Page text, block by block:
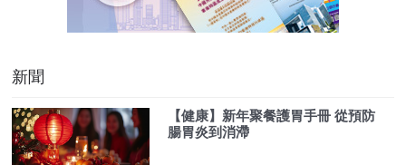
新聞
【健康】新年聚餐護胃手冊 從預防
腸胃炎到消滯